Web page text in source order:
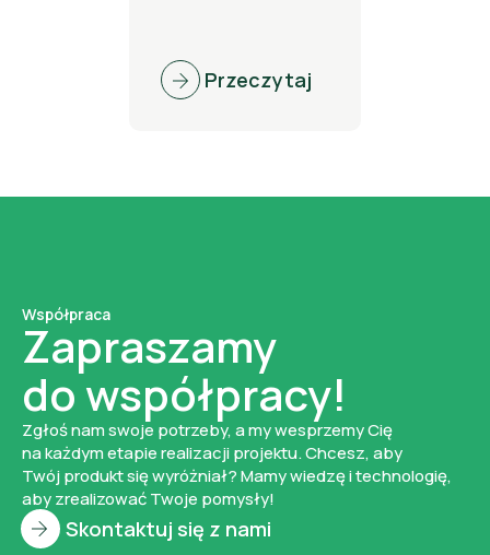
Przeczytaj
Współpraca
Zapraszamy
do współpracy!
Zgłoś nam swoje potrzeby, a my wesprzemy Cię
na każdym etapie realizacji projektu. Chcesz, aby
Twój produkt się wyróżniał? Mamy wiedzę i technologię,
aby zrealizować Twoje pomysły!
Skontaktuj się z nami